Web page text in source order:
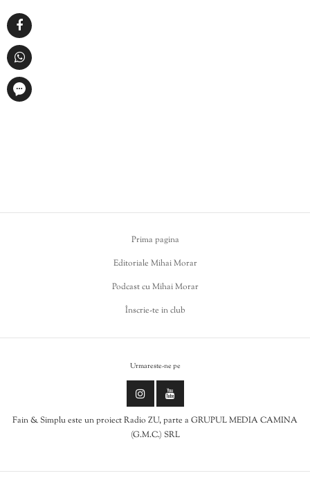
Prima pagina
Editoriale Mihai Morar
Podcast cu Mihai Morar
Înscrie-te in club
Urmareste-ne pe
Fain & Simplu este un proiect Radio ZU, parte a GRUPUL MEDIA CAMINA
(G.M.C.) SRL